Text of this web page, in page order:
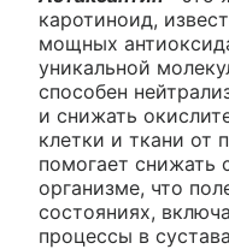
каротиноид,
мощных
уникальной
способен
и снижать
клетки и ткани от
помогает снижать
организме, что
состояниях,
процессы в